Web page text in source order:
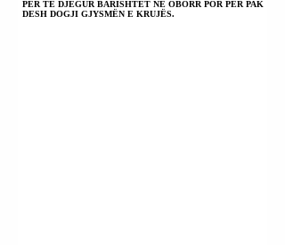
PËR TË DJEGUR BARISHTET NË OBORR POR PËR PAK
DESH DOGJI GJYSMËN E KRUJËS.